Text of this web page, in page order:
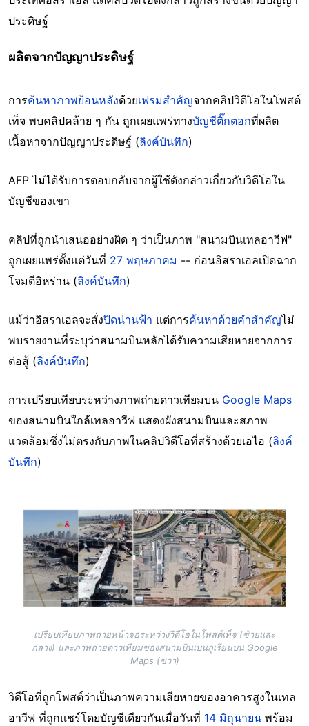
ประดิษฐ์
ผลิตจากปัญญาประดิษฐ์
การค้นหาภาพย้อนหลังด้วยเฟรมสำคัญจากคลิปวิดีโอในโพสต์
เท็จ พบคลิปคล้าย ๆ กัน ถูกเผยแพร่ทางบัญชีติ๊กตอกที่ผลิต
เนื้อหาจากปัญญาประดิษฐ์ (ลิงค์บันทึก)
AFP ไม่ได้รับการตอบกลับจากผู้ใช้ดังกล่าวเกี่ยวกับวิดีโอใน
บัญชีของเขา
คลิปที่ถูกนำเสนออย่างผิด ๆ ว่าเป็นภาพ "สนามบินเทลอาวีฟ"
ถูกเผยแพร่ตั้งแต่วันที่ 27 พฤษภาคม -- ก่อนอิสราเอลเปิดฉาก
โจมตีอิหร่าน (ลิงค์บันทึก)
แม้ว่าอิสราเอลจะสั่งปิดน่านฟ้า แต่การค้นหาด้วยคำสำคัญไม่
พบรายงานที่ระบุว่าสนามบินหลักได้รับความเสียหายจากการ
ต่อสู้ (ลิงค์บันทึก)
การเปรียบเทียบระหว่างภาพถ่ายดาวเทียมบน Google Maps
ของสนามบินใกล้เทลอาวีฟ แสดงผังสนามบินและสภาพ
แวดล้อมซึ่งไม่ตรงกับภาพในคลิปวิดีโอที่สร้างด้วยเอไอ (ลิงค์
บันทึก)
เปรียบเทียบภาพถ่ายหน้าจอระหว่างวิดีโอในโพสต์เท็จ (ซ้ายและ
กลาง) และภาพถ่ายดาวเทียมของสนามบินเบนกูเรียนบน Google
Maps (ขวา)
วิดีโอที่ถูกโพสต์ว่าเป็นภาพความเสียหายของอาคารสูงในเทล
อาวีฟ ที่ถูกแชร์โดยบัญชีเดียวกันเมื่อวันที่ 14 มิถุนายน พร้อม